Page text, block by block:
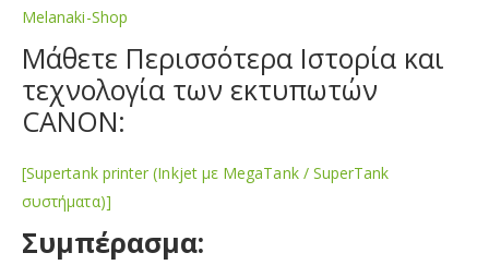
Melanaki-Shop
Μάθετε Περισσότερα Ιστορία και
τεχνολογία των εκτυπωτών
CANON:
[Supertank printer (Inkjet με MegaTank / SuperTank
συστήματα)]
Συμπέρασμα: